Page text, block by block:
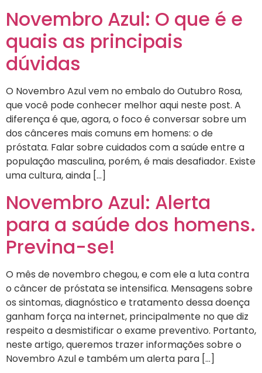
Novembro Azul: O que é e
quais as principais
dúvidas
O Novembro Azul vem no embalo do Outubro Rosa,
que você pode conhecer melhor aqui neste post. A
diferença é que, agora, o foco é conversar sobre um
dos cânceres mais comuns em homens: o de
próstata. Falar sobre cuidados com a saúde entre a
população masculina, porém, é mais desafiador. Existe
uma cultura, ainda […]
Novembro Azul: Alerta
para a saúde dos homens.
Previna-se!
O mês de novembro chegou, e com ele a luta contra
o câncer de próstata se intensifica. Mensagens sobre
os sintomas, diagnóstico e tratamento dessa doença
ganham força na internet, principalmente no que diz
respeito a desmistificar o exame preventivo. Portanto,
neste artigo, queremos trazer informações sobre o
Novembro Azul e também um alerta para […]